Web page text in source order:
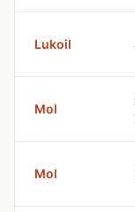
Lukoil
Mol
Mol